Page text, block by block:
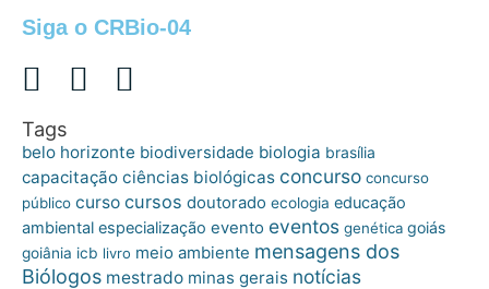
Siga o CRBio-04
Tags
belo horizonte biodiversidade biologia brasília
capacitação ciências biológicas concurso concurso
público curso cursos doutorado ecologia educação
ambiental especialização evento eventos genética goiás
goiânia icb livro meio ambiente mensagens dos
Biólogos mestrado minas gerais notícias